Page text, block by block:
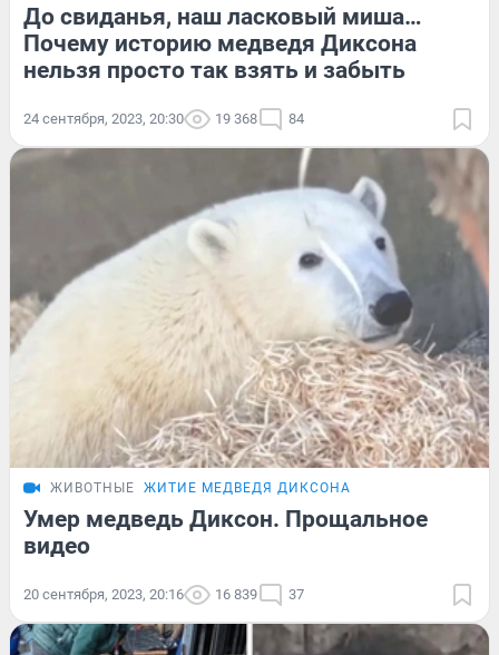
До свиданья, наш ласковый миша…
Почему историю медведя Диксона
нельзя просто так взять и забыть
24 сентября, 2023, 20:30 19 368 84
ЖИВОТНЫЕ ЖИТИЕ МЕДВЕДЯ ДИКСОНА
Умер медведь Диксон. Прощальное
видео
20 сентября, 2023, 20:16 16 839 37